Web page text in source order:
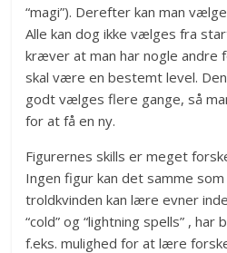
“magi”). Derefter kan man
Alle kan dog ikke vælges fra
kræver at man har nogle andre
skal være en bestemt level.
godt vælges flere gange, så
for at få en ny.
Figurernes skills er meget
Ingen figur kan det samme som
troldkvinden kan lære evner
“cold” og “lightning spells” ,
f.eks. mulighed for at lære